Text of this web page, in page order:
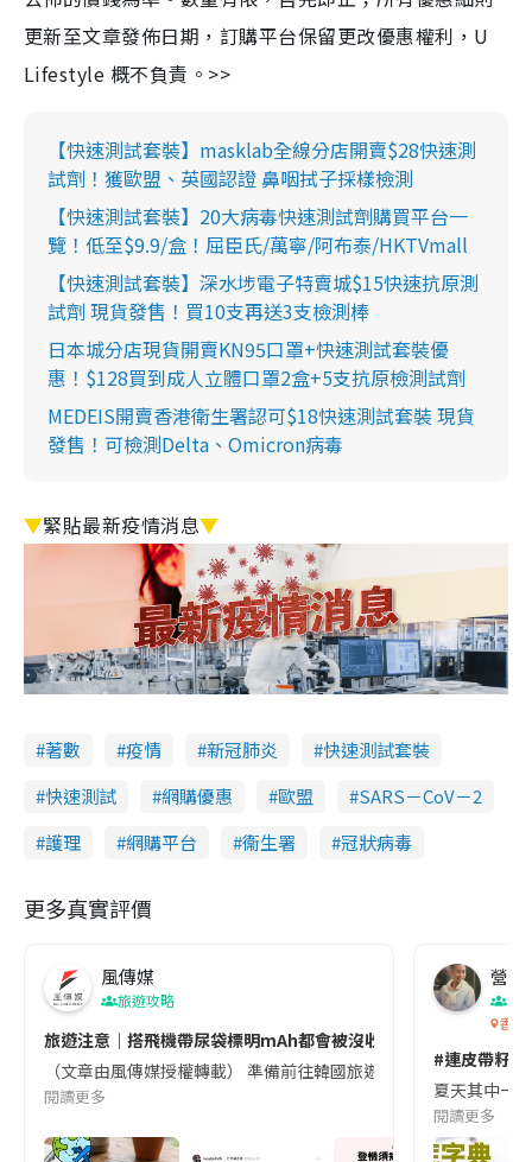
更新至文章發佈日期，訂購平台保留更改優惠權利，U
Lifestyle 概不負責。>>
【快速測試套裝】masklab全線分店開賣$28快速測
試劑！獲歐盟、英國認證 鼻咽拭子採樣檢測
【快速測試套裝】20大病毒快速測試劑購買平台一
覽！低至$9.9/盒！屈臣氏/萬寧/阿布泰/HKTVmall
【快速測試套裝】深水埗電子特賣城$15快速抗原測
試劑 現貨發售！買10支再送3支檢測棒
日本城分店現貨開賣KN95口罩+快速測試套裝優
惠！$128買到成人立體口罩2盒+5支抗原檢測試劑
MEDEIS開賣香港衛生署認可$18快速測試套裝 現貨
發售！可檢測Delta、Omicron病毒
▼緊貼最新疫情消息▼
著數 疫情 新冠肺炎
快速測試套裝
快速測試
網購優惠 歐盟
SARS－CoV－2
護理
網購平台 衞生署 冠狀病毒
更多真實評價
風傳媒
旅遊攻略
旅遊注意｜搭飛機帶尿袋標明mAh都會被沒收😱出發前切記檢查
（文章由風傳媒授權轉載） 準備前往韓國旅遊的民眾，近期要
閱讀更多
營養
香港
#連皮帶籽
夏天其中一
閱讀更多